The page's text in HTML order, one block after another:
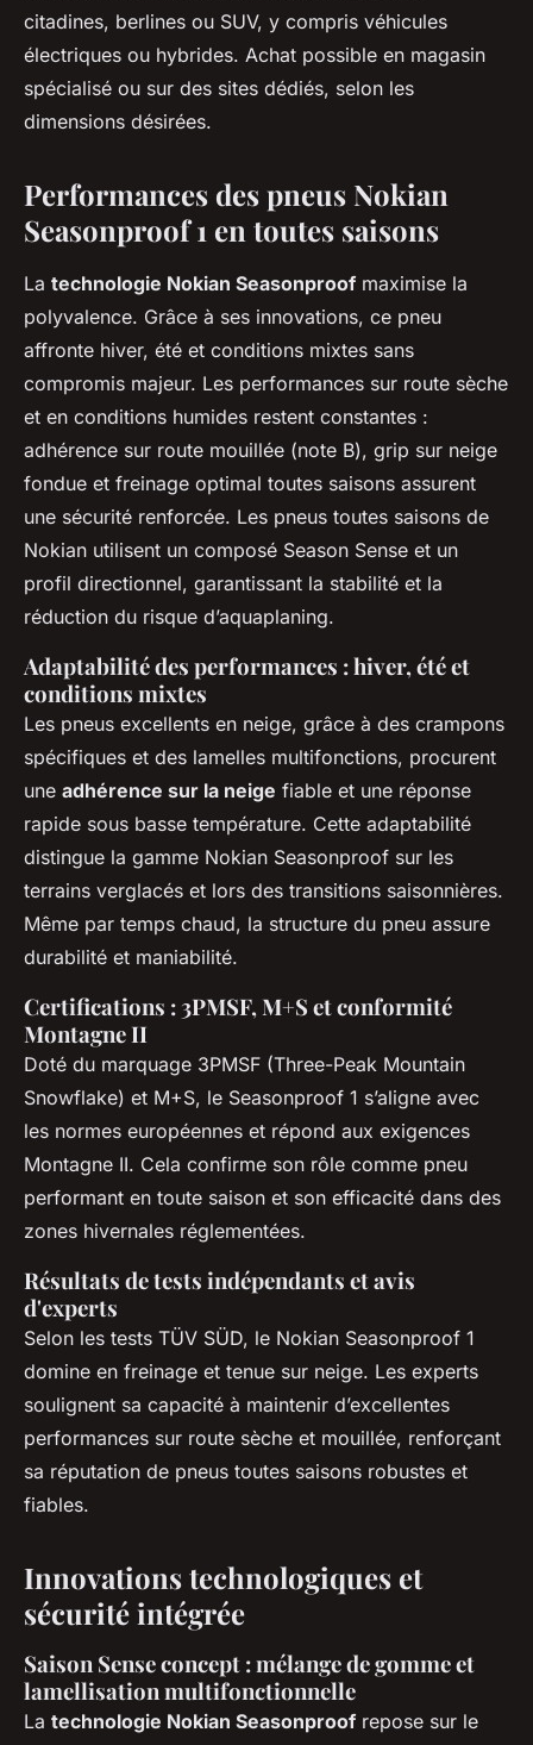
citadines, berlines ou SUV, y compris véhicules
électriques ou hybrides. Achat possible en magasin
spécialisé ou sur des sites dédiés, selon les
dimensions désirées.
Performances des pneus Nokian
Seasonproof 1 en toutes saisons
La technologie Nokian Seasonproof maximise la
polyvalence. Grâce à ses innovations, ce pneu
affronte hiver, été et conditions mixtes sans
compromis majeur. Les performances sur route sèche
et en conditions humides restent constantes :
adhérence sur route mouillée (note B), grip sur neige
fondue et freinage optimal toutes saisons assurent
une sécurité renforcée. Les pneus toutes saisons de
Nokian utilisent un composé Season Sense et un
profil directionnel, garantissant la stabilité et la
réduction du risque d’aquaplaning.
Adaptabilité des performances : hiver, été et
conditions mixtes
Les pneus excellents en neige, grâce à des crampons
spécifiques et des lamelles multifonctions, procurent
une adhérence sur la neige fiable et une réponse
rapide sous basse température. Cette adaptabilité
distingue la gamme Nokian Seasonproof sur les
terrains verglacés et lors des transitions saisonnières.
Même par temps chaud, la structure du pneu assure
durabilité et maniabilité.
Certifications : 3PMSF, M+S et conformité
Montagne II
Doté du marquage 3PMSF (Three-Peak Mountain
Snowflake) et M+S, le Seasonproof 1 s’aligne avec
les normes européennes et répond aux exigences
Montagne II. Cela confirme son rôle comme pneu
performant en toute saison et son efficacité dans des
zones hivernales réglementées.
Résultats de tests indépendants et avis
d'experts
Selon les tests TÜV SÜD, le Nokian Seasonproof 1
domine en freinage et tenue sur neige. Les experts
soulignent sa capacité à maintenir d’excellentes
performances sur route sèche et mouillée, renforçant
sa réputation de pneus toutes saisons robustes et
fiables.
Innovations technologiques et
sécurité intégrée
Saison Sense concept : mélange de gomme et
lamellisation multifonctionnelle
La technologie Nokian Seasonproof repose sur le